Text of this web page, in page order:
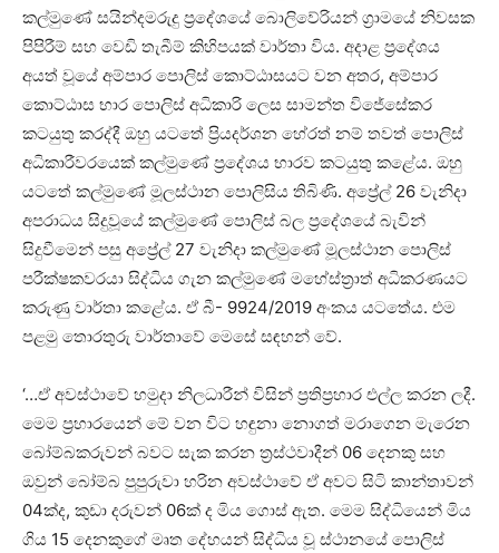
කල්මුණේ සයින්දමරුදු ප්‍රදේශයේ බොලිවේරියන් ග්‍රාමයේ නිවසක
පිපිරීම් සහ වෙඩි තැබීම් කිහිපයක් වාර්තා විය. අදාළ ප්‍රදේශය
අයත් වූයේ අම්පාර පොලිස් කොට්ඨාසයට වන අතර, අම්පාර
කොට්ඨාස භාර පොලිස් අධිකාරි ලෙස සාමන්ත විජේසේකර
කටයුතු කරද්දී ඔහු යටතේ ප්‍රියදර්ශන හේරත් නම් තවත් පොලිස්
අධිකාරීවරයෙක් කල්මුණේ ප්‍රදේශය භාරව කටයුතු කළේය. ඔහු
යටතේ කල්මුණේ මූලස්ථාන පොලිසිය තිබිණි. අප්‍රේල් 26 වැනිදා
අපරාධය සිදුවූයේ කල්මුණේ පොලිස් බල ප්‍රදේශයේ බැවින්
සිදුවීමෙන් පසු අප්‍රේල් 27 වැනිදා කල්මුණේ මූලස්ථාන පොලිස්
පරීක්ෂකවරයා සිද්ධිය ගැන කල්මුණේ මහේස්ත්‍රාත් අධිකරණයට
කරුණු වාර්තා කළේය. ඒ බී- 9924/2019 අංකය යටතේය. එම
පළමු තොරතුරු වාර්තාවේ මෙසේ සඳහන් වේ.
‘…ඒ අවස්ථාවේ හමුදා නිලධාරීන් විසින් ප්‍රතිප්‍රහාර එල්ල කරන ලදී.
මෙම ප්‍රහාරයෙන් මේ වන විට හඳුනා නොගත් මරාගෙන මැරෙන
බෝම්බකරුවන් බවට සැක කරන ත්‍රස්ථවාදීන් 06 දෙනකු සහ
ඔවුන් බෝම්බ පුපුරුවා හරින අවස්ථාවේ ඒ අවට සිටි කාන්තාවන්
04ක්ද, කුඩා දරුවන් 06ක් ද මිය ගොස් ඇත. මෙම සිද්ධියෙන් මිය
ගිය 15 දෙනකුගේ මෘත දේහයන් සිද්ධිය වූ ස්ථානයේ පොලිස්